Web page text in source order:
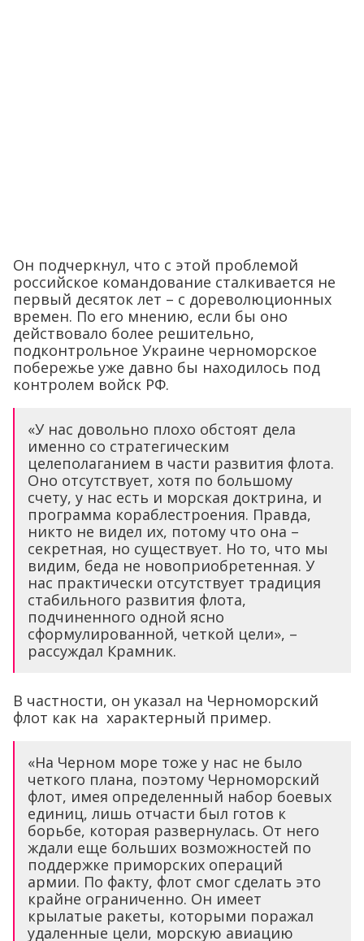
Он подчеркнул, что с этой проблемой
российское командование сталкивается не
первый десяток лет – с дореволюционных
времен. По его мнению, если бы оно
действовало более решительно,
подконтрольное Украине черноморское
побережье уже давно бы находилось под
контролем войск РФ.
«У нас довольно плохо обстоят дела
именно со стратегическим
целеполаганием в части развития флота.
Оно отсутствует, хотя по большому
счету, у нас есть и морская доктрина, и
программа кораблестроения. Правда,
никто не видел их, потому что она –
секретная, но существует. Но то, что мы
видим, беда не новоприобретенная. У
нас практически отсутствует традиция
стабильного развития флота,
подчиненного одной ясно
сформулированной, четкой цели», –
рассуждал Крамник.
В частности, он указал на Черноморский
флот как на характерный пример.
«На Черном море тоже у нас не было
четкого плана, поэтому Черноморский
флот, имея определенный набор боевых
единиц, лишь отчасти был готов к
борьбе, которая развернулась. От него
ждали еще больших возможностей по
поддержке приморских операций
армии. По факту, флот смог сделать это
крайне ограниченно. Он имеет
крылатые ракеты, которыми поражал
удаленные цели, морскую авиацию